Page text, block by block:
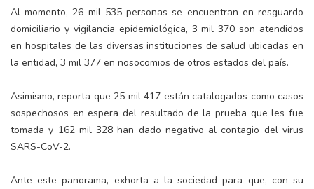
Al momento, 26 mil 535 personas se encuentran en resguardo
domiciliario y vigilancia epidemiológica, 3 mil 370 son atendidos
en hospitales de las diversas instituciones de salud ubicadas en
la entidad, 3 mil 377 en nosocomios de otros estados del país.
Asimismo, reporta que 25 mil 417 están catalogados como casos
sospechosos en espera del resultado de la prueba que les fue
tomada y 162 mil 328 han dado negativo al contagio del virus
SARS-CoV-2.
Ante este panorama, exhorta a la sociedad para que, con su